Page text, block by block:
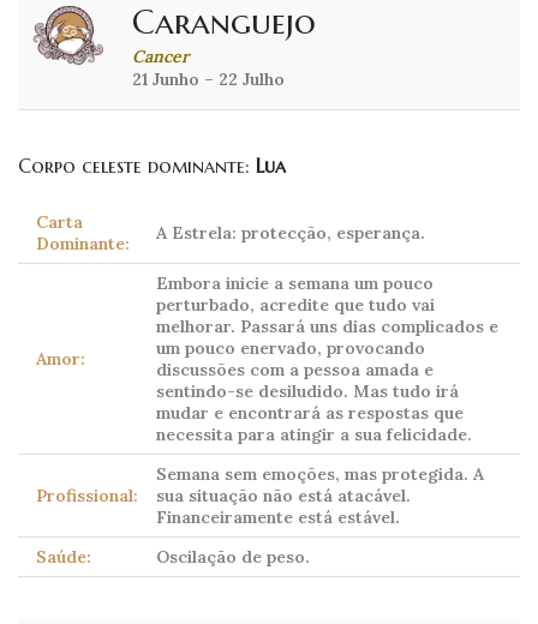
Caranguejo
Cancer
21 Junho – 22 Julho
Corpo celeste dominante: Lua
Carta
Dominante:
A Estrela: protecção, esperança.
Amor:
Embora inicie a semana um pouco
perturbado, acredite que tudo vai
melhorar. Passará uns dias complicados e
um pouco enervado, provocando
discussões com a pessoa amada e
sentindo-se desiludido. Mas tudo irá
mudar e encontrará as respostas que
necessita para atingir a sua felicidade.
Profissional:
Semana sem emoções, mas protegida. A
sua situação não está atacável.
Financeiramente está estável.
Saúde:
Oscilação de peso.